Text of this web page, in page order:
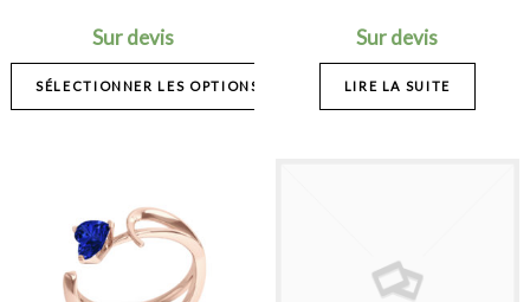
Sur devis
SÉLECTIONNER LES OPTIONS
Sur devis
LIRE LA SUITE